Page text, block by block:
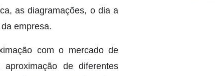
as diagramações, o dia a
empresa.
com o mercado de
de diferentes